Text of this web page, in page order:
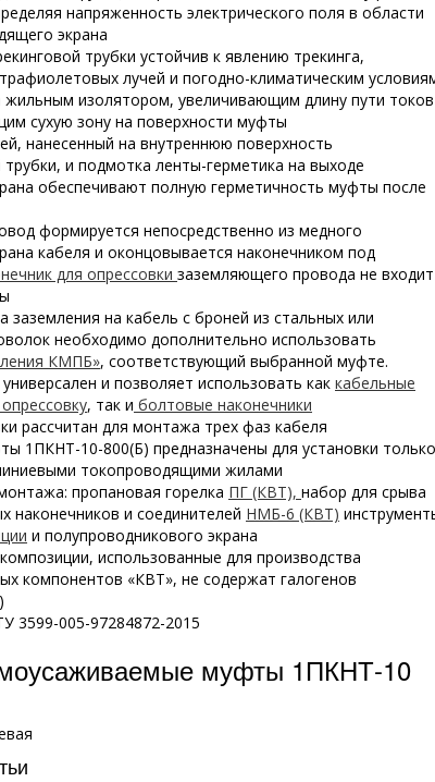
напряженность электрического поля в области
экрана
трубки устойчив к явлению трекинга,
лучей и погодно-климатическим
изолятором, увеличивающим длину пути токов
сухую зону на поверхности муфты
нанесенный на внутреннюю поверхность
трубки, и подмотка ленты-герметика на выходе
обеспечивают полную герметичность муфты после
формируется непосредственно из медного
кабеля и оконцовывается наконечником под
для опрессовки заземляющего провода не входит
заземления на кабель с броней из стальных или
необходимо дополнительно использовать
КМПБ», соответствующий выбранной муфте.
и позволяет использовать как кабельные
, так и болтовые наконечники
рассчитан для монтажа трех фаз кабеля
1ПКНТ-10-800(Б) предназначены для установки только
токопроводящими жилами
пропановая горелка ПГ (КВТ), набор для срыва
наконечников и соединителей НМБ-6 (КВТ)
и полупроводникового экрана
использованные для производства
компонентов «КВТ», не содержат галогенов
3599-005-97284872-2015
муфты 1ПКНТ-10